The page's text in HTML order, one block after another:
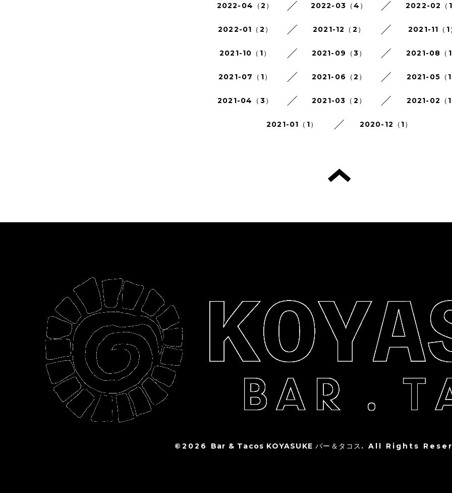
2022-04（2） 2022-03（4） 2022-02（1
2022-01（2） 2021-12（2） 2021-11（1
2021-10（1） 2021-09（3） 2021-08（1
2021-07（1） 2021-06（2） 2021-05（1
2021-04（3） 2021-03（2） 2021-02（1
2021-01（1） 2020-12（1）
©2026 Bar & Tacos KOYASUKE バー＆タコス . All Rights